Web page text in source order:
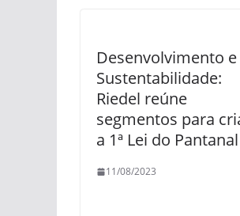
Desenvolvimento e
Sustentabilidade:
Riedel reúne
segmentos para
a 1ª Lei do Pantanal
11/08/2023